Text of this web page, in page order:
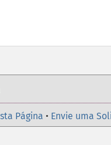
Página • Envie uma